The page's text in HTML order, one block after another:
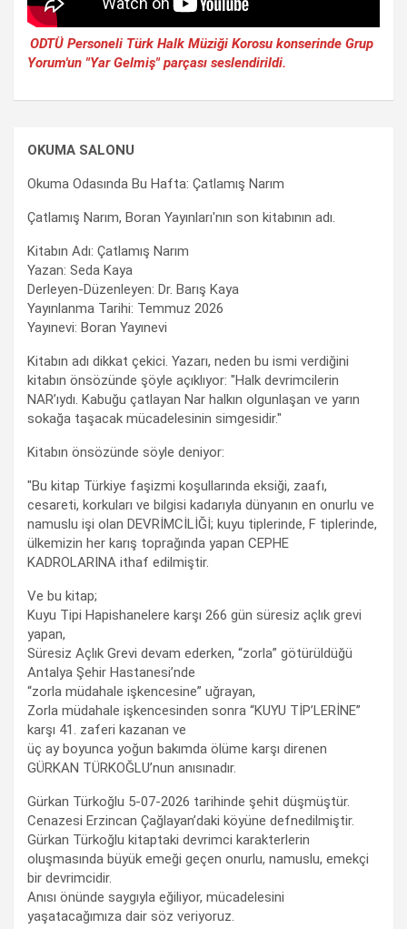
ODTÜ Personeli Türk Halk Müziği Korosu konserinde Grup
Yorum'un "Yar Gelmiş" parçası seslendirildi.
OKUMA SALONU
Okuma Odasında Bu Hafta: Çatlamış Narım
Çatlamış Narım, Boran Yayınları'nın son kitabının adı.
Kitabın Adı: Çatlamış Narım
Yazan: Seda Kaya
Derleyen-Düzenleyen: Dr. Barış Kaya
Yayınlanma Tarihi: Temmuz 2026
Yayınevi: Boran Yayınevi
Kitabın adı dikkat çekici. Yazarı, neden bu ismi verdiğini
kitabın önsözünde şöyle açıklıyor: "Halk devrimcilerin
NAR’ıydı. Kabuğu çatlayan Nar halkın olgunlaşan ve yarın
sokağa taşacak mücadelesinin simgesidir."
Kitabın önsözünde söyle deniyor:
"Bu kitap Türkiye faşizmi koşullarında eksiği, zaafı,
cesareti, korkuları ve bilgisi kadarıyla dünyanın en onurlu ve
namuslu işi olan DEVRİMCİLİĞİ; kuyu tiplerinde, F tiplerinde,
ülkemizin her karış toprağında yapan CEPHE
KADROLARINA ithaf edilmiştir.
Ve bu kitap;
Kuyu Tipi Hapishanelere karşı 266 gün süresiz açlık grevi
yapan,
Süresiz Açlık Grevi devam ederken, “zorla” götürüldüğü
Antalya Şehir Hastanesi’nde
“zorla müdahale işkencesine” uğrayan,
Zorla müdahale işkencesinden sonra “KUYU TİP’LERİNE”
karşı 41. zaferi kazanan ve
üç ay boyunca yoğun bakımda ölüme karşı direnen
GÜRKAN TÜRKOĞLU’nun anısınadır.
Gürkan Türkoğlu 5-07-2026 tarihinde şehit düşmüştür.
Cenazesi Erzincan Çağlayan’daki köyüne defnedilmiştir.
Gürkan Türkoğlu kitaptaki devrimci karakterlerin
oluşmasında büyük emeği geçen onurlu, namuslu, emekçi
bir devrimcidir.
Anısı önünde saygıyla eğiliyor, mücadelesini
yaşatacağımıza dair söz veriyoruz.